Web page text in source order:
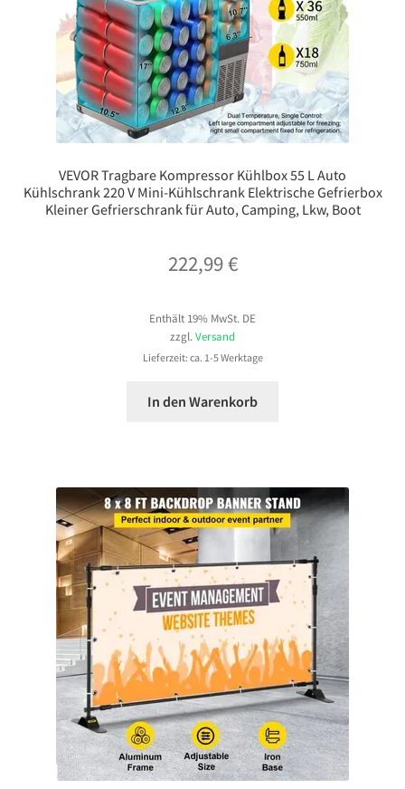
VEVOR Tragbare Kompressor Kühlbox 55 L Auto
Kühlschrank 220 V Mini-Kühlschrank Elektrische Gefrierbox
Kleiner Gefrierschrank für Auto, Camping, Lkw, Boot
222,99€
Enthält 19% MwSt. DE
zzgl.Versand
Lieferzeit: ca. 1-5 Werktage
In den Warenkorb